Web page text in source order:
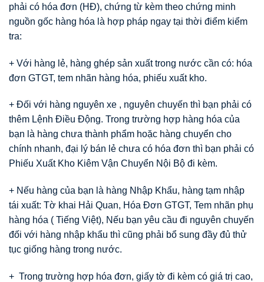
phải có hóa đơn (HĐ), chứng từ kèm theo chứng minh
nguồn gốc hàng hóa là hợp pháp ngay tại thời điểm kiểm
tra:
+ Với hàng lẻ, hàng ghép sản xuất trong nước cần có: hóa
đơn GTGT, tem nhãn hàng hóa, phiếu xuất kho.
+ Đối với hàng nguyên xe , nguyên chuyến thì bạn phải có
thêm Lệnh Điều Động. Trong trường hợp hàng hóa của
bạn là hàng chưa thành phẩm hoặc hàng chuyển cho
chính nhanh, đại lý bán lẻ chưa có hóa đơn thì bạn phải có
Phiếu Xuất Kho Kiêm Vận Chuyển Nội Bộ đi kèm.
+ Nếu hàng của bạn là hàng Nhập Khẩu, hàng tạm nhập
tái xuất: Tờ khai Hải Quan, Hóa Đơn GTGT, Tem nhãn phụ
hàng hóa ( Tiếng Việt), Nếu bạn yêu cầu đi nguyên chuyến
đối với hàng nhập khẩu thì cũng phải bổ sung đầy đủ thử
tục giống hàng trong nước.
+ Trong trường hợp hóa đơn, giấy tờ đi kèm có giá trị cao,